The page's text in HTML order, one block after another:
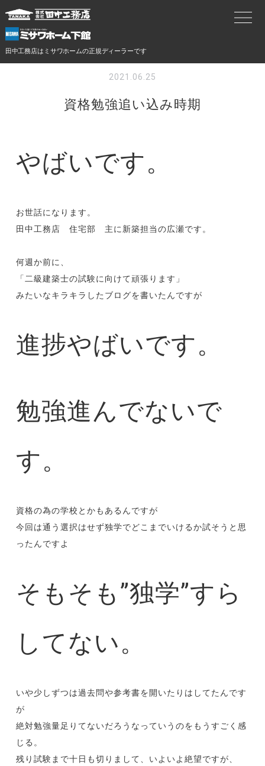
田中工務店はミサワホームの正規ディーラーです
2021.06.25
資格勉強追い込み時期
やばいです。
お世話になります。
田中工務店 住宅部 主に新築担当の広瀬です。
何週か前に、
「二級建築士の試験に向けて頑張ります」
みたいなキラキラしたブログを書いたんですが
進捗やばいです。
勉強進んでないで
す。
資格の為の学校とかもあるんですが
今回は通う選択はせず独学でどこまでいけるか試そうと思
ったんですよ
そもそも”独学”すら
してない。
いや少しずつは過去問や参考書を開いたりはしてたんです
が
絶対勉強量足りてないだろうなっていうのをもうすごく感
じる。
残り試験まで十日も切りまして、いよいよ絶望ですが、